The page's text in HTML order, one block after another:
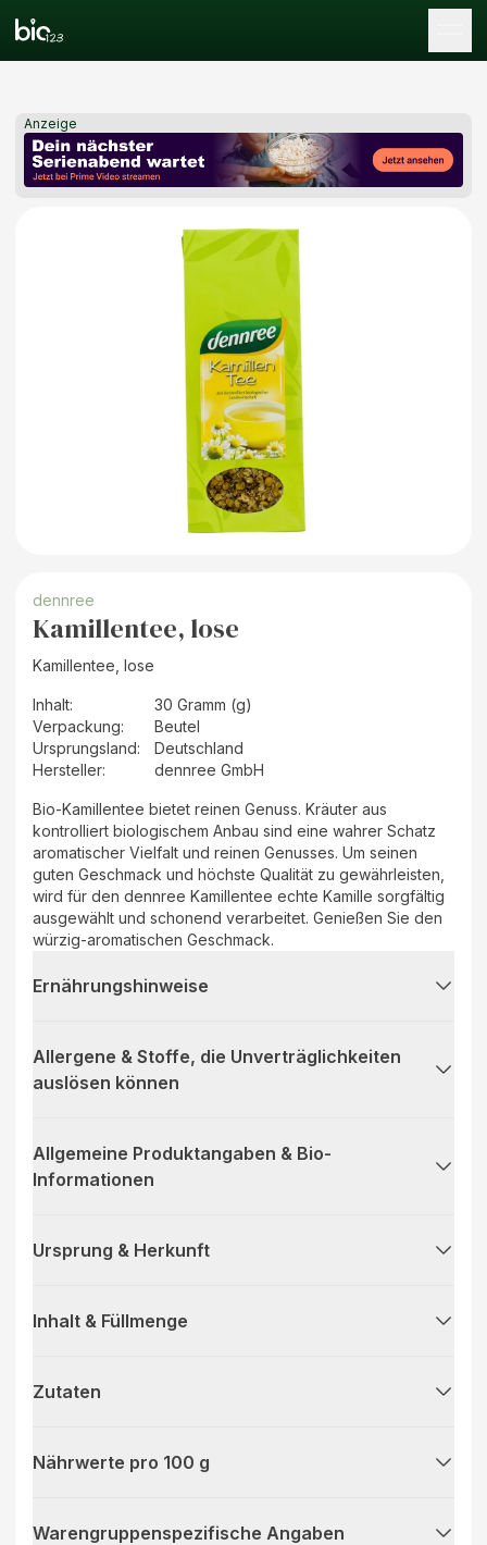
Anzeige
dennree
Kamillentee, lose
Kamillentee, lose
Inhalt:
30 Gramm (g)
Verpackung:
Beutel
Ursprungsland:
Deutschland
Hersteller: dennree GmbH
Bio-Kamillentee bietet reinen Genuss. Kräuter aus
kontrolliert biologischem Anbau sind eine wahrer Schatz
aromatischer Vielfalt und reinen Genusses. Um seinen
guten Geschmack und höchste Qualität zu gewährleisten,
wird für den dennree Kamillentee echte Kamille sorgfältig
ausgewählt und schonend verarbeitet. Genießen Sie den
würzig-aromatischen Geschmack.
Ernährungshinweise
Allergene & Stoffe, die Unverträglichkeiten
auslösen können
Allgemeine Produktangaben & Bio-
Informationen
Ursprung & Herkunft
Inhalt & Füllmenge
Zutaten
Nährwerte pro 100 g
Warengruppenspezifische Angaben